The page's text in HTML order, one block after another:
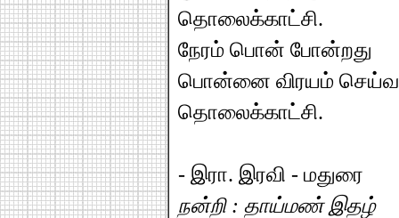
தொலைக்காட்சி.
நேரம் பொன் போன்றது
பொன்னை விரயம்
தொலைக்காட்சி.
- இரா. இரவி - மதுரை
நன்றி : தாய்மண் இதழ்